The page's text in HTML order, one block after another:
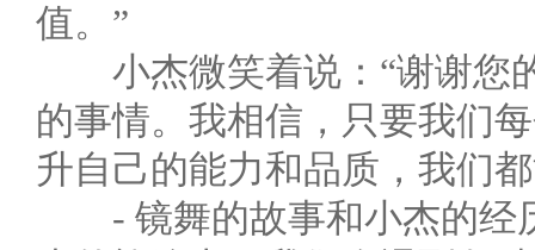
值。”
小杰微笑着说：“谢谢您
的事情。我相信，只要我们
升自己的能力和品质，我们
- 镜舞的故事和小杰的经